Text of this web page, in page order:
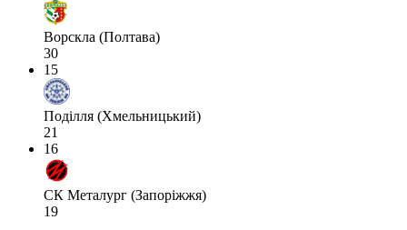
Ворскла (Полтава)
30
15
Поділля (Хмельницький)
21
16
СК Металург (Запоріжжя)
19